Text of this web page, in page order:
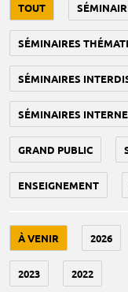
TOUT
SÉMINAIRES
SÉMINAIRES
SÉMINAIRES
GRAND PUBLIC
ENSEIGNEMENT
À VENIR 2026
2023 2022